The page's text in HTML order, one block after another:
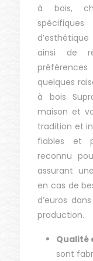
à bois,
ainsi de
quelques
à bois
maison et
tradition et
fiables et
reconnu
assurant
en cas de
d’euros
production.
Qualité
sont